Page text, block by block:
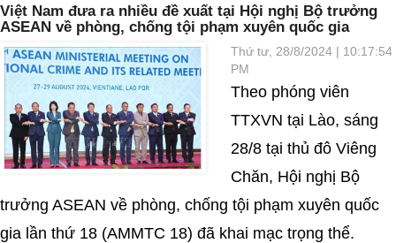
Việt Nam đưa ra nhiều đề xuất tại Hội nghị Bộ trưởng
ASEAN về phòng, chống tội phạm xuyên quốc gia
Thứ tư, 28/8/2024 | 10:17:54
PM
Theo phóng viên
TTXVN tại Lào, sáng
28/8 tại thủ đô Viêng
Chăn, Hội nghị Bộ
trưởng ASEAN về phòng, chống tội phạm xuyên quốc
gia lần thứ 18 (AMMTC 18) đã khai mạc trọng thể.